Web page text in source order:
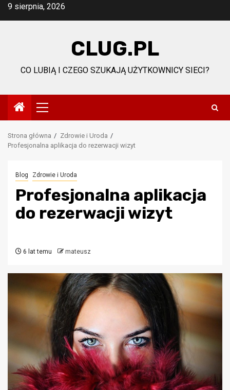
Przejdź
9 sierpnia, 2026
CLUG.PL
CO LUBIĄ I CZEGO SZUKAJĄ UŻYTKOWNICY SIECI?
Menu
główne
Strona główna
Zdrowie i Uroda
Profesjonalna aplikacja do rezerwacji wizyt
Blog Zdrowie i Uroda
Profesjonalna aplikacja
do rezerwacji wizyt
6 lat temu mateusz